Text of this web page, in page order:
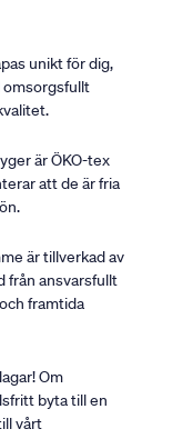
unikt för dig,
omsorgsfullt
är ÖKO-tex
att de är fria
är tillverkad av
från ansvarsfullt
framtida
Om
byta till en
vårt